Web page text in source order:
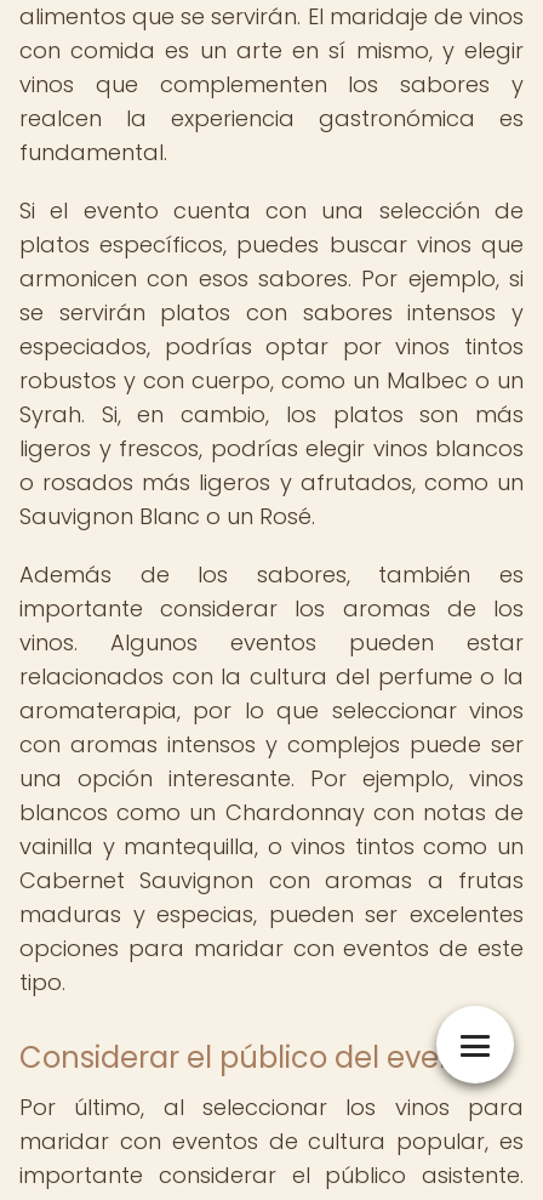
alimentos que se servirán. El maridaje de vinos
con comida es un arte en sí mismo, y elegir
vinos que complementen los sabores y
realcen la experiencia gastronómica es
fundamental.
Si el evento cuenta con una selección de
platos específicos, puedes buscar vinos que
armonicen con esos sabores. Por ejemplo, si
se servirán platos con sabores intensos y
especiados, podrías optar por vinos tintos
robustos y con cuerpo, como un Malbec o un
Syrah. Si, en cambio, los platos son más
ligeros y frescos, podrías elegir vinos blancos
o rosados más ligeros y afrutados, como un
Sauvignon Blanc o un Rosé.
Además de los sabores, también es
importante considerar los aromas de los
vinos. Algunos eventos pueden estar
relacionados con la cultura del perfume o la
aromaterapia, por lo que seleccionar vinos
con aromas intensos y complejos puede ser
una opción interesante. Por ejemplo, vinos
blancos como un Chardonnay con notas de
vainilla y mantequilla, o vinos tintos como un
Cabernet Sauvignon con aromas a frutas
maduras y especias, pueden ser excelentes
opciones para maridar con eventos de este
tipo.
Considerar el público del evento
Por último, al seleccionar los vinos para
maridar con eventos de cultura popular, es
importante considerar el público asistente.